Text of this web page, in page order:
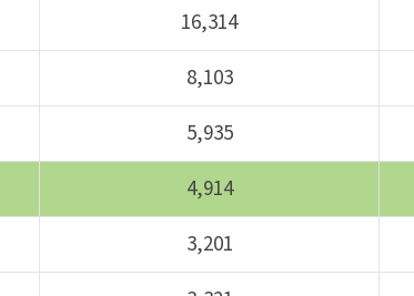
16,314
8,103
5,935
4,914
3,201